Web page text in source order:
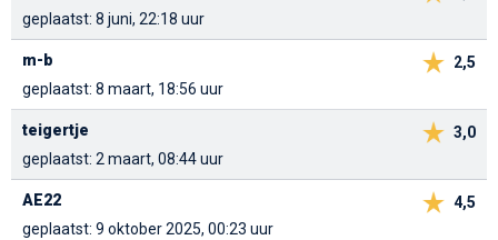
geplaatst: 8 juni, 22:18 uur
2,5
m-b
geplaatst: 8 maart, 18:56 uur
3,0
teigertje
geplaatst: 2 maart, 08:44 uur
4,5
AE22
geplaatst: 9 oktober 2025, 00:23 uur